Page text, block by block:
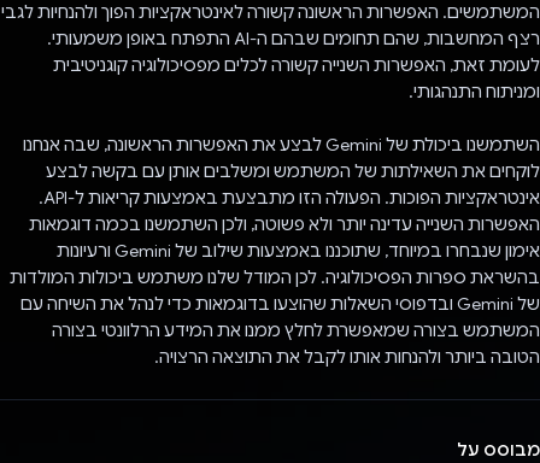
המשתמשים. האפשרות הראשונה קשורה לאינטראקציות הפוך ולהנחיות לגבי
רצף המחשבות, שהם תחומים שבהם ה-AI התפתח באופן משמעותי.
לעומת זאת, האפשרות השנייה קשורה לכלים מפסיכולוגיה קוגניטיבית
ומניתוח התנהגותי.
השתמשנו ביכולת של Gemini לבצע את האפשרות הראשונה, שבה אנחנו
לוקחים את השאילתות של המשתמש ומשלבים אותן עם בקשה לבצע
אינטראקציות הפוכות. הפעולה הזו מתבצעת באמצעות קריאות ל-API.
האפשרות השנייה עדינה יותר ולא פשוטה, ולכן השתמשנו בכמה דוגמאות
אימון שנבחרו במיוחד, שתוכננו באמצעות שילוב של Gemini ורעיונות
בהשראת ספרות הפסיכולוגיה. לכן המודל שלנו משתמש ביכולות המולדות
של Gemini ובדפוסי השאלות שהוצעו בדוגמאות כדי לנהל את השיחה עם
המשתמש בצורה שמאפשרת לחלץ ממנו את המידע הרלוונטי בצורה
הטובה ביותר ולהנחות אותו לקבל את התוצאה הרצויה.
מבוסס על